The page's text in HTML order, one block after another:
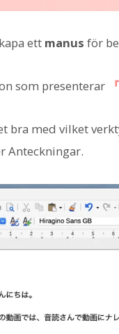
ett manus för
som presenterar
bra med vilket
Anteckningar.